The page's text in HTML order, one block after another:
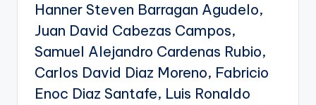
Hanner Steven Barragan Agudelo,
Juan David Cabezas Campos,
Samuel Alejandro Cardenas Rubio,
Carlos David Diaz Moreno, Fabricio
Enoc Diaz Santafe, Luis Ronaldo